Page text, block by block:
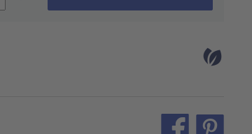
teilen